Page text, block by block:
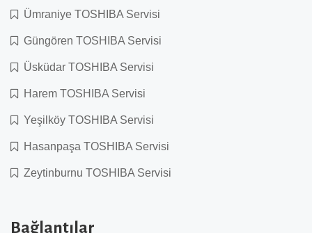
Ümraniye TOSHIBA Servisi
Güngören TOSHIBA Servisi
Üsküdar TOSHIBA Servisi
Harem TOSHIBA Servisi
Yeşilköy TOSHIBA Servisi
Hasanpaşa TOSHIBA Servisi
Zeytinburnu TOSHIBA Servisi
Bağlantılar